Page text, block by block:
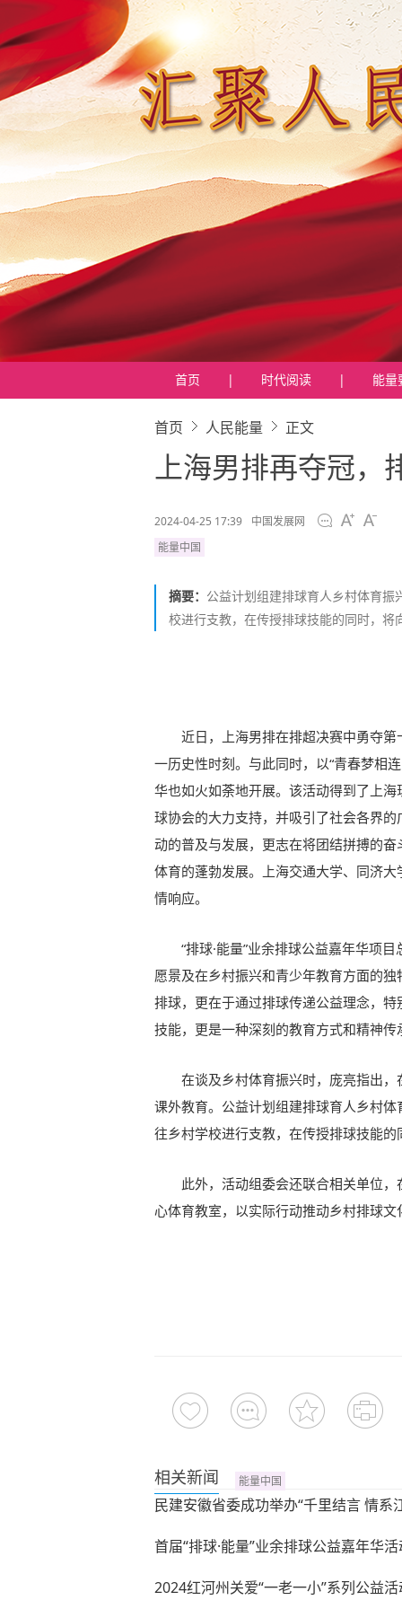
首页 | 时代阅读 | 能量
首页 人民能量 正文
上海男排再夺冠，
2024-04-25 17:39
中国发展网
能量中国
摘要： 公益计划组建排球育人乡村体育
校进行支教，在传授排球技能的同时，将
近日，上海男排在排超决赛中勇夺
一历史性时刻。与此同时，以“青春梦相
华也如火如荼地开展。该活动得到了上
球协会的大力支持，并吸引了社会各界的
动的普及与发展，更志在将团结拼搏的
体育的蓬勃发展。上海交通大学、同济
情响应。
“排球·能量”业余排球公益嘉年华项
愿景及在乡村振兴和青少年教育方面的独
排球，更在于通过排球传递公益理念，
技能，更是一种深刻的教育方式和精神传
在谈及乡村体育振兴时，庞亮指出
课外教育。公益计划组建排球育人乡村
往乡村学校进行支教，在传授排球技能
此外，活动组委会还联合相关单位
心体育教室，以实际行动推动乡村排球文
相关新闻 能量中国
民建安徽省委成功举办“千里结言 情系
首届“排球·能量”业余排球公益嘉年华
2024红河州关爱“一老一小”系列公益